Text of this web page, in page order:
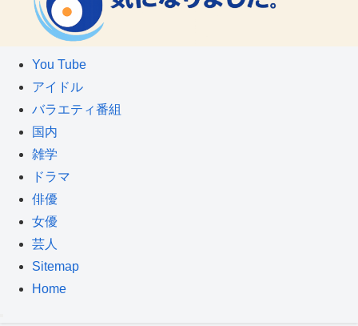
You Tube
アイドル
バラエティ番組
国内
雑学
ドラマ
俳優
女優
芸人
Sitemap
Home